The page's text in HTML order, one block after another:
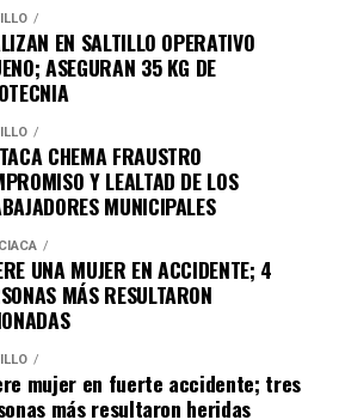
González, un poemario de gran
temas como la memoria, el
introspectiva.
pueden consultar el catálogo
Virtual ingresando
libros-2/,donde
títulos disponibles para su
organizados por categorías
momento del día.
de Coahuila refrenda su
EN SALTILLO OPERATIVO
ASEGURAN 35 KG DE
CHEMA FRAUSTRO
Y LEALTAD DE LOS
MUNICIPALES
UNA MUJER EN ACCIDENTE; 4
MÁS RESULTARON
mujer en fuerte accidente; tres
más resultaron heridas